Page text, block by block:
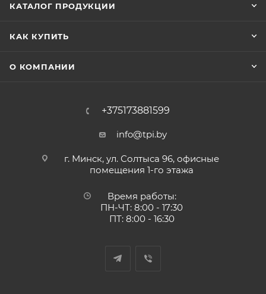
КАТАЛОГ ПРОДУКЦИИ
КАК КУПИТЬ
О КОМПАНИИ
+375173881599
info@tpi.by
г. Минск, ул. Солтыса 96, офисные
помещения 1-го этажа
Время работы:
ПН-ЧТ: 8:00 - 17:30
ПТ: 8:00 - 16:30